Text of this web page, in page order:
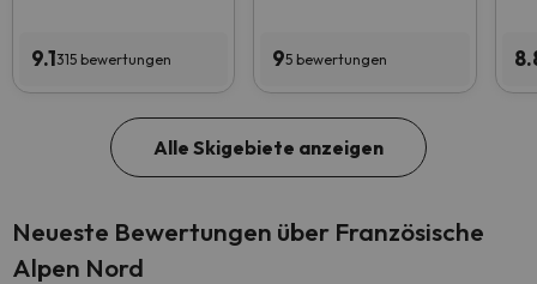
9.1315 bewertungen 95 bewertungen
Alle Skigebiete anzeigen
Neueste Bewertungen über Französische
Alpen Nord